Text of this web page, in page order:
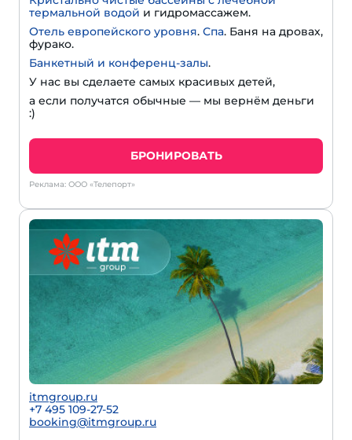
термальной водой и гидромассажем.
Отель европейского уровня. Спа. Баня на дровах,
фурако.
Банкетный и конференц-залы.
У нас вы сделаете самых красивых детей,
а если получатся обычные — мы вернём деньги
:)
БРОНИРОВАТЬ
Реклама: ООО «Телепорт»
itmgroup.ru
+7 495 109-27-52
booking@itmgroup.ru